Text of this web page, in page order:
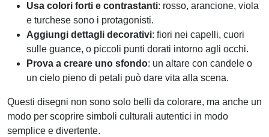
Usa colori forti e contrastanti: rosso, arancione, viola
e turchese sono i protagonisti.
Aggiungi dettagli decorativi: fiori nei capelli, cuori
sulle guance, o piccoli punti dorati intorno agli occhi.
Prova a creare uno sfondo: un altare con candele o
un cielo pieno di petali può dare vita alla scena.
Questi disegni non sono solo belli da colorare, ma anche un
modo per scoprire simboli culturali autentici in modo
semplice e divertente.